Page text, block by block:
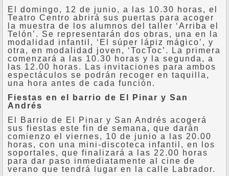
El domingo, 12 de junio, a las 10.30 horas, el
Teatro Centro abrirá sus puertas para acoger
la muestra de los alumnos del taller ‘Arriba el
Telón’. Se representarán dos obras, una en la
modalidad infantil, ‘El súper lápiz mágico’, y
otra, en modalidad joven, ‘TocToc’. La primera
comenzará a las 10.30 horas y la segunda, a
las 12.00 horas. Las invitaciones para ambos
espectáculos se podrán recoger en taquilla,
una hora antes de cada función.
Fiestas en el barrio de El Pinar y San
Andrés
El Barrio de El Pinar y San Andrés acogerá
sus fiestas este fin de semana, que darán
comienzo el viernes, 10 de junio a las 20.00
horas, con una mini-discoteca infantil, en los
soportales, que finalizará a las 22.00 horas
para dar paso inmediatamente al cine de
verano que tendrá lugar en la calle Labrador.